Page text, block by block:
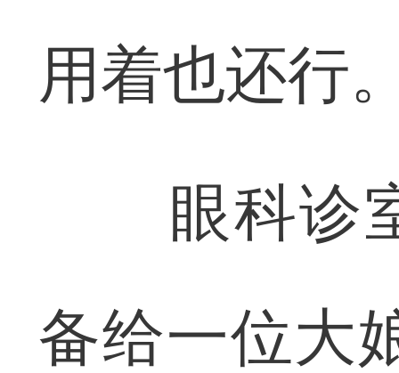
用着也还行
眼科诊室
备给一位大